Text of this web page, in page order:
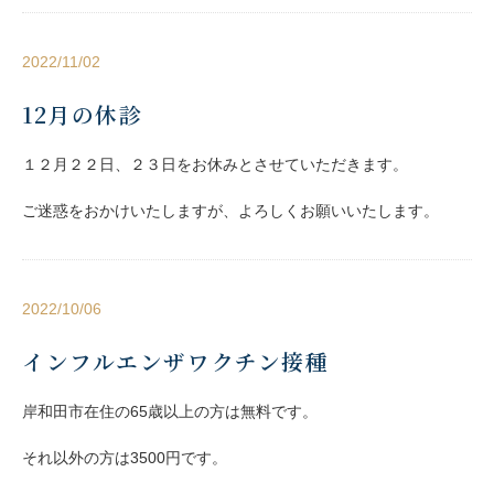
2022/11/02
12月の休診
１２月２２日、２３日をお休みとさせていただきます。
ご迷惑をおかけいたしますが、よろしくお願いいたします。
2022/10/06
インフルエンザワクチン接種
岸和田市在住の65歳以上の方は無料です。
それ以外の方は3500円です。